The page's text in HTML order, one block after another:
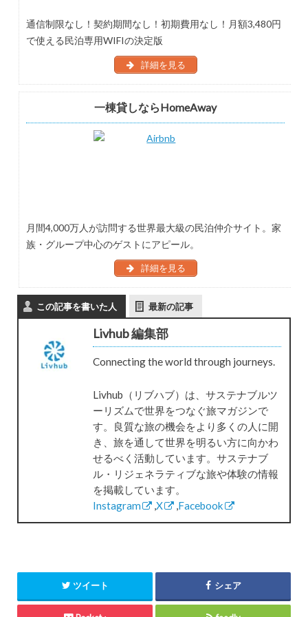
通信制限なし！契約期間なし！初期費用なし！月額3,480円
で使える民泊専用WIFIの決定版
詳細を見る
一棟貸しならHomeAway
月間4,000万人が訪問する世界最大級の民泊仲介サイト。家
族・グループ中心のゲストにアピール。
詳細を見る
この記事を書いた人 最新の記事
Livhub 編集部
Connecting the world through journeys.
Livhub（リブハブ）は、サステナブルツ
ーリズムで世界をつなぐ旅マガジンで
す。良質な旅の機会をより多くの人に開
き、旅を通して世界を明るい方に向かわ
せるべく活動しています。サステナブ
ル・リジェネラティブな旅や体験の情報
を掲載しています。
Instagram
,X ,Facebook
ツイート シェア